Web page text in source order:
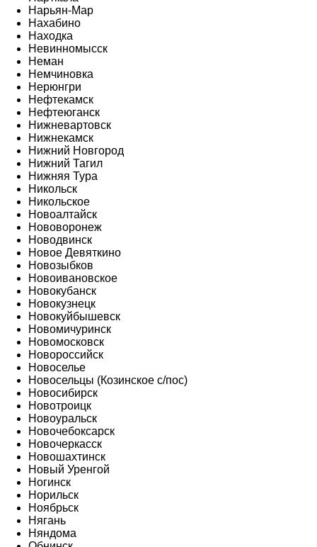
Нарьян-Мар
Нахабино
Находка
Невинномысск
Неман
Немчиновка
Нерюнгри
Нефтекамск
Нефтеюганск
Нижневартовск
Нижнекамск
Нижний Новгород
Нижний Тагил
Нижняя Тура
Никольск
Никольское
Новоалтайск
Нововоронеж
Новодвинск
Новое Девяткино
Новозыбков
Новоивановское
Новокубанск
Новокузнецк
Новокуйбышевск
Новомичуринск
Новомосковск
Новороссийск
Новоселье
Новосельцы (Козинское с/пос)
Новосибирск
Новотроицк
Новоуральск
Новочебоксарск
Новочеркасск
Новошахтинск
Новый Уренгой
Ногинск
Норильск
Ноябрьск
Нягань
Няндома